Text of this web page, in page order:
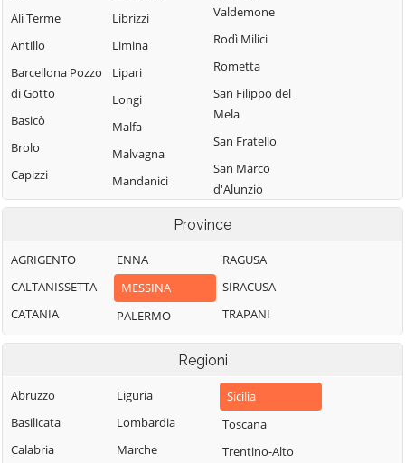
Alì Terme
Antillo
Barcellona Pozzo
di Gotto
Basicò
Brolo
Capizzi
Capo d'Orlando
Caronia
Casalvecchio
Librizzi
Limina
Lipari
Longi
Malfa
Malvagna
Mandanici
Mazzarrà
Sant'Andrea
Merì
Messina
Milazzo
Militello
Valdemone
Rodì Milici
Rometta
San Filippo del
Mela
San Fratello
San Marco
d'Alunzio
San Salvatore di
Fitalia
San Teodoro
Sant'Agata di
Militello
Sant'Alessio
Siculo
Province
AGRIGENTO
CALTANISSETTA
CATANIA
ENNA
MESSINA
PALERMO
RAGUSA
SIRACUSA
TRAPANI
Regioni
Abruzzo
Basilicata
Calabria
Liguria
Lombardia
Marche
Sicilia
Toscana
Trentino-Alto